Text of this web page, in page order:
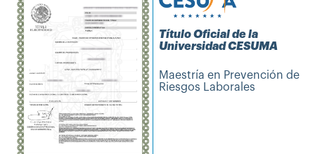
Título Oficial de la
Universidad CESUMA
Maestría en Prevención de
Riesgos Laborales